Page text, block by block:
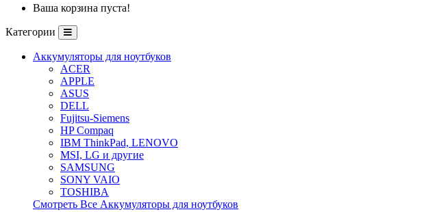
Ваша корзина пуста!
Категории
Аккумуляторы для ноутбуков
ACER
APPLE
ASUS
DELL
Fujitsu-Siemens
HP Compaq
IBM ThinkPad, LENOVO
MSI, LG и другие
SAMSUNG
SONY VAIO
TOSHIBA
Смотреть Все Аккумуляторы для ноутбуков